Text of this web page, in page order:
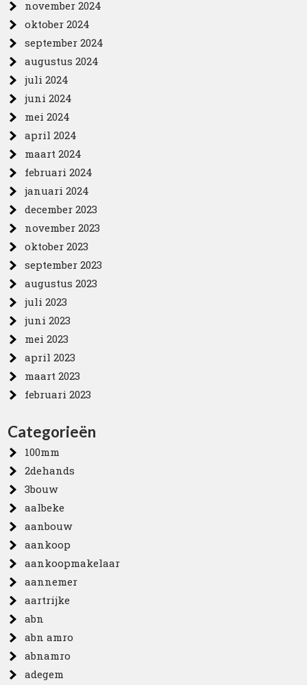
november 2024
oktober 2024
september 2024
augustus 2024
juli 2024
juni 2024
mei 2024
april 2024
maart 2024
februari 2024
januari 2024
december 2023
november 2023
oktober 2023
september 2023
augustus 2023
juli 2023
juni 2023
mei 2023
april 2023
maart 2023
februari 2023
Categorieën
100mm
2dehands
3bouw
aalbeke
aanbouw
aankoop
aankoopmakelaar
aannemer
aartrijke
abn
abn amro
abnamro
adegem